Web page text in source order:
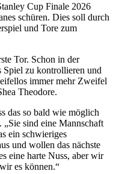
Cup Finale 2026
schüren. Dies soll durch
und Tore zum
Tor. Schon in der
Spiel zu kontrollieren und
immer mehr Zweifel
Theodore.
das so bald wie möglich
sind eine Mannschaft
ein schwieriges
und wollen das nächste
eine harte Nuss, aber wir
es können.“